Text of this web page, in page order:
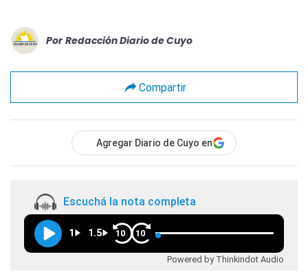
Por Redacción Diario de Cuyo
Compartir
Agregar Diario de Cuyo en
Escuchá la nota completa
1 1.5 10 10
Powered by Thinkindot Audio